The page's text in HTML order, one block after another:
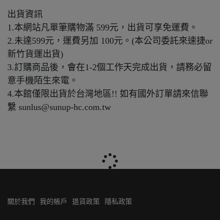
出貨資訊
1.本網站凡單筆購物滿 599元，出貨可享免運費。
2.未達599元，運費另加 100元。(本公司委託來速捷or
新竹貨運出貨)
3.訂購商品後，會在1-2個工作天完成出貨，請務必留
意手機陌生來電。
4.本館僅限出貨於台灣地區!! 如有國外訂單請來信聯
繫 sunlus@sunup-hc.com.tw
關於我們 我的帳戶 退貨政策 隱私政策